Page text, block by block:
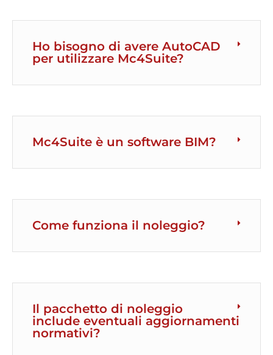
Ho bisogno di avere AutoCAD
per utilizzare Mc4Suite?
Mc4Suite è un software BIM?
Come funziona il noleggio?
Il pacchetto di noleggio
include eventuali aggiornamenti
normativi?